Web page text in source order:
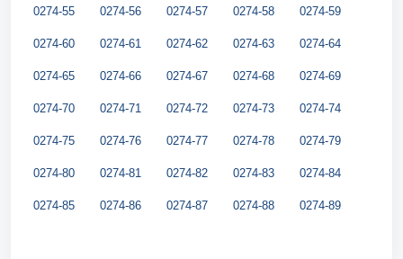
0274-55 0274-56 0274-57 0274-58 0274-59
0274-60 0274-61 0274-62 0274-63 0274-64
0274-65 0274-66 0274-67 0274-68 0274-69
0274-70 0274-71 0274-72 0274-73 0274-74
0274-75 0274-76 0274-77 0274-78 0274-79
0274-80 0274-81 0274-82 0274-83 0274-84
0274-85 0274-86 0274-87 0274-88 0274-89